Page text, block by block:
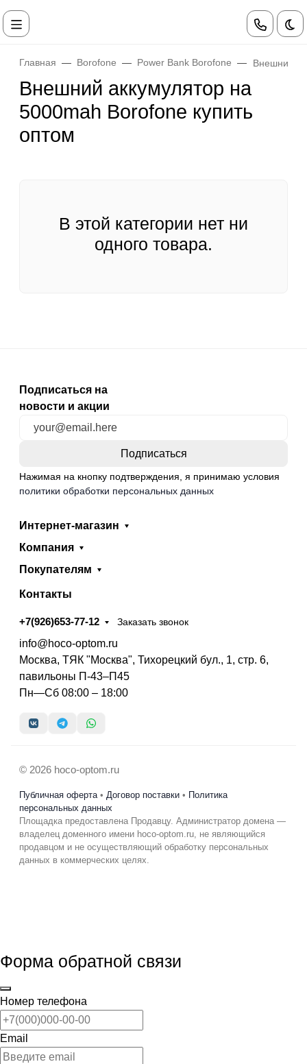
Главная Borofone Power Bank Borofone Внешний
Внешний аккумулятор на
5000mah Borofone купить
оптом
В этой категории нет ни
одного товара.
Подписаться на
новости и акции
Нажимая на кнопку подтверждения, я принимаю условия
политики обработки персональных данных
Интернет-магазин
Компания
Покупателям
Контакты
+7(926)653-77-12 Заказать звонок
info@hoco-optom.ru
Москва, ТЯК "Москва", Тихорецкий бул., 1, стр. 6,
павильоны П-43–П45
Пн—Сб 08:00 – 18:00
© 2026 hoco-optom.ru
Публичная оферта• Договор поставки • Политика
персональных данных
Площадка предоставлена Продавцу. Администратор домена —
владелец доменного имени hoco-optom.ru, не являющийся
продавцом и не осуществляющий обработку персональных
данных в коммерческих целях.
Форма обратной связи
Номер телефона
Email